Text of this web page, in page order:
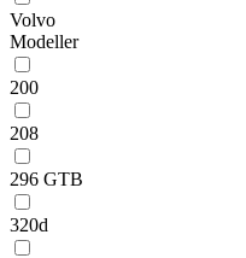
Volvo
Modeller
200
208
296 GTB
320d